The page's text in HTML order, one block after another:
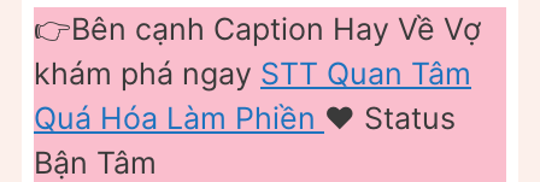
👉Bên cạnh Caption Hay Về Vợ
khám phá ngay STT Quan Tâm
Quá Hóa Làm Phiền ❤️️ Status
Bận Tâm